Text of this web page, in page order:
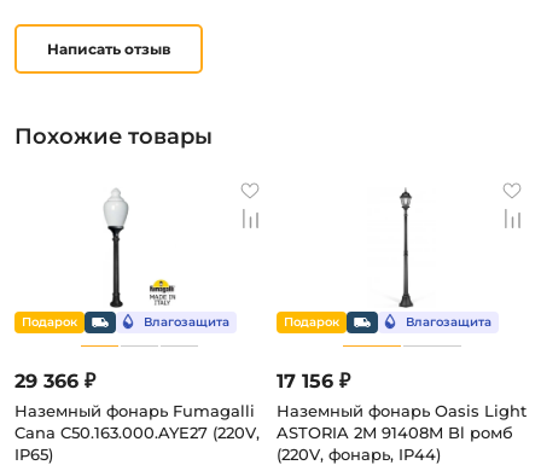
Написать отзыв
Похожие товары
29 366 ₽
Наземный фонарь Fumagalli
Cana C50.163.000.AYE27 (220V,
IP65)
17 156 ₽
Наземный фонарь Oasis Light
ASTORIA 2M 91408M Bl ромб
(220V, фонарь, IP44)